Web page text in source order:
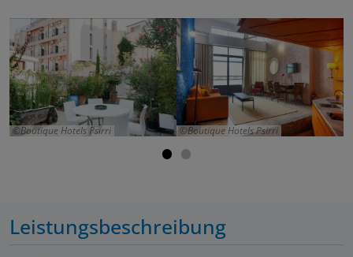
Boutique Hotels Psirri Boutique Hotels Psirri
Leistungsbeschreibung